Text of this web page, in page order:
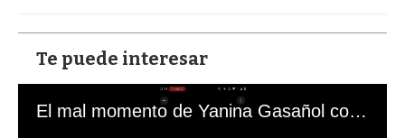
Te puede interesar
El mal momento de Yanina Gasañol con un hincha argentino en "Subrayado"